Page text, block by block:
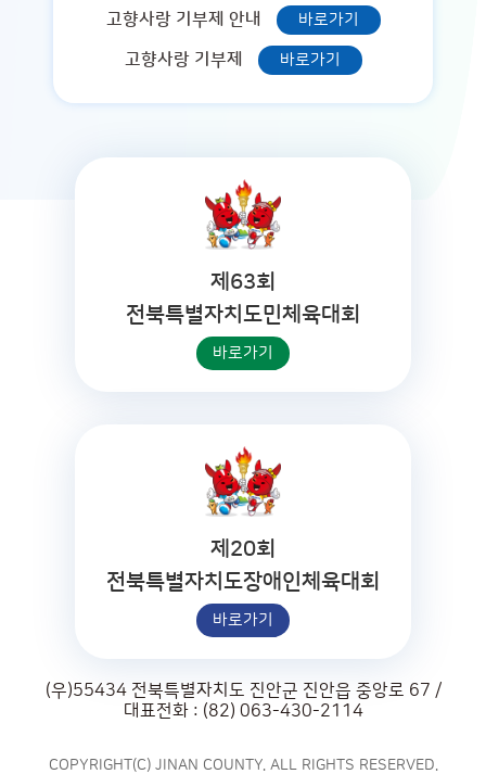
고향사랑 기부제 안내 바로가기
고향사랑 기부제 바로가기
제63회
전북특별자치도민체육대회
바로가기
제20회
전북특별자치도장애인체육대회
바로가기
(우)55434 전북특별자치도 진안군 진안읍 중앙로 67 /
대표전화 : (82) 063-430-2114
COPYRIGHT(C) JINAN COUNTY. ALL RIGHTS RESERVED.